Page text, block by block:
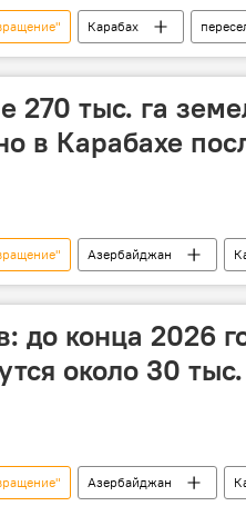
Карабах
Карабаха
270 тыс. га
в Карабахе
Азербайджан
от мин территорий АР
Карабаха
до конца 2026
около 30
Азербайджан